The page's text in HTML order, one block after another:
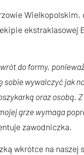
do formy,
wywalczyć jak
oraz osobą.
grze wymaga
zawodniczka.
wkrótce na naszej